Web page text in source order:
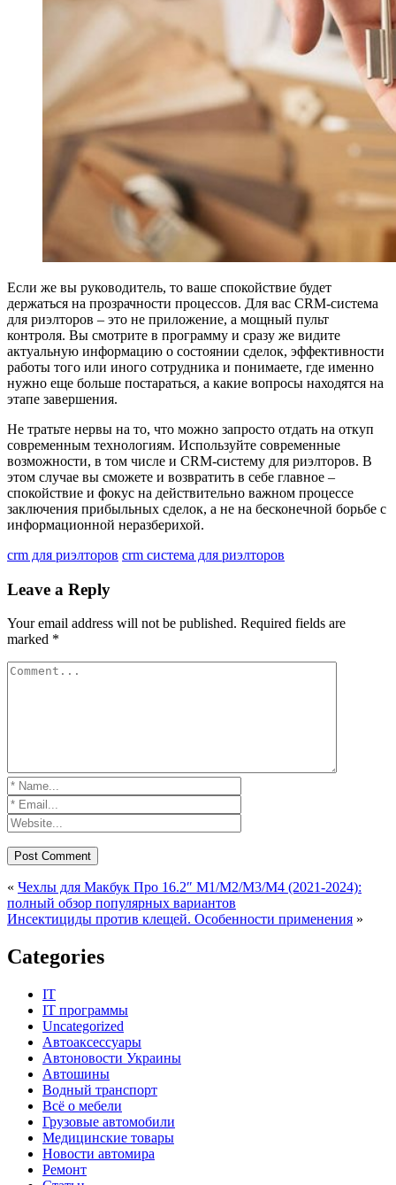
Если же вы руководитель, то ваше спокойствие будет
держаться на прозрачности процессов. Для вас CRM-система
для риэлторов – это не приложение, а мощный пульт
контроля. Вы смотрите в программу и сразу же видите
актуальную информацию о состоянии сделок, эффективности
работы того или иного сотрудника и понимаете, где именно
нужно еще больше постараться, а какие вопросы находятся на
этапе завершения.
Не тратьте нервы на то, что можно запросто отдать на откуп
современным технологиям. Используйте современные
возможности, в том числе и CRM-систему для риэлторов. В
этом случае вы сможете и возвратить в себе главное –
спокойствие и фокус на действительно важном процессе
заключения прибыльных сделок, а не на бесконечной борьбе с
информационной неразберихой.
crm для риэлторов crm система для риэлторов
Leave a Reply
Your email address will not be published. Required fields are
marked *
« Чехлы для Макбук Про 16.2″ M1/M2/M3/M4 (2021-2024):
полный обзор популярных вариантов
Инсектициды против клещей. Особенности применения »
Categories
IT
IT программы
Uncategorized
Автоаксессуары
Автоновости Украины
Автошины
Водный транспорт
Всё о мебели
Грузовые автомобили
Медицинские товары
Новости автомира
Ремонт